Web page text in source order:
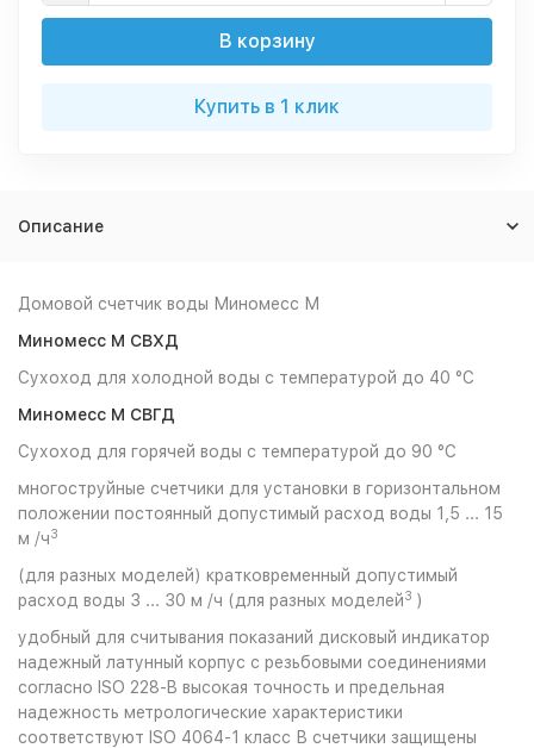
В корзину
Купить в 1 клик
Описание
Домовой счетчик воды Миномесс М
Миномесс М СВХД
Сухоход для холодной воды с температурой до 40 °С
Миномесс М СВГД
Сухоход для горячей воды с температурой до 90 °С
многоструйные счетчики для установки в горизонтальном
положении постоянный допустимый расход воды 1,5 ... 15
м /ч3
(для разных моделей) кратковременный допустимый
расход воды 3 ... 30 м /ч (для разных моделей3 )
удобный для считывания показаний дисковый индикатор
надежный латунный корпус с резьбовыми соединениями
согласно ISO 228-B высокая точность и предельная
надежность метрологические характеристики
соответствуют ISO 4064-1 класс В счетчики защищены